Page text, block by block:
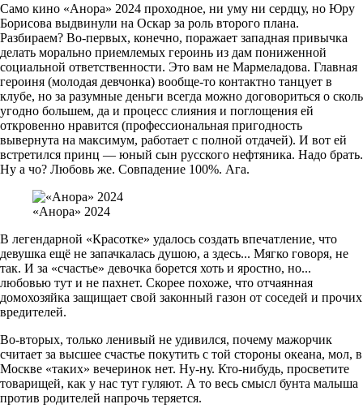
Само кино «Анора» 2024 проходное, ни уму ни сердцу, но Юру
Борисова выдвинули на Оскар за роль второго плана.
Разбираем? Во-первых, конечно, поражает западная привычка
делать морально приемлемых героинь из дам пониженной
социальной ответственности. Это вам не Мармеладова. Главная
героиня (молодая девчонка) вообще-то контактно танцует в
клубе, но за разумные деньги всегда можно договориться о сколь
угодно большем, да и процесс слияния и поглощения ей
откровенно нравится (профессиональная пригодность
вывернута на максимум, работает с полной отдачей). И вот ей
встретился принц — юный сын русского нефтяника. Надо брать.
Ну а чо? Любовь же. Совпадение 100%. Ага.
«Анора» 2024
В легендарной «Красотке» удалось создать впечатление, что
девушка ещё не запачкалась душою, а здесь... Мягко говоря, не
так. И за «счастье» девочка борется хоть и яростно, но...
любовью тут и не пахнет. Скорее похоже, что отчаянная
домохозяйка защищает свой законный газон от соседей и прочих
вредителей.
Во-вторых, только ленивый не удивился, почему мажорчик
считает за высшее счастье покутить с той стороны океана, мол, в
Москве «таких» вечеринок нет. Ну-ну. Кто-нибудь, просветите
товарищей, как у нас тут гуляют. А то весь смысл бунта малыша
против родителей напрочь теряется.